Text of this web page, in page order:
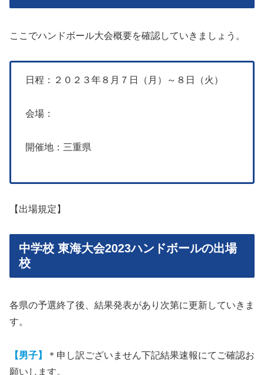
ここでハンドボール大会概要を確認していきましょう。
日程：２０２３年８月７日（月）～８日（火）
会場：
開催地：三重県
【出場規定】
中学校 東海大会2023ハンドボールの出場
校
各県の予選終了後、結果発表があり次第に更新していきま
す。
【男子】
＊申し訳ございません下記結果速報にてご確認お
願いします。